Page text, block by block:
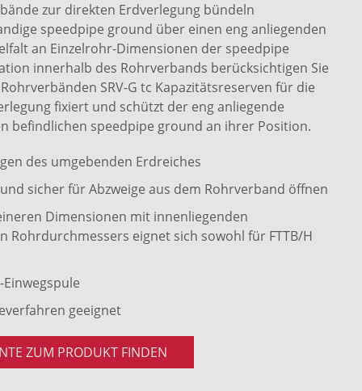
zur direkten Erdverlegung bündeln
speedpipe ground über einen eng anliegenden
an Einzelrohr-Dimensionen der speedpipe
innerhalb des Rohrverbands berücksichtigen Sie
SRV-G tc Kapazitätsreserven für die
fixiert und schützt der eng anliegende
befindlichen speedpipe ground an ihrer Position.
des umgebenden Erdreiches
sicher für Abzweige aus dem Rohrverband öffnen
Dimensionen mit innenliegenden
Rohrdurchmessers eignet sich sowohl für FTTB/H
geeignet
ZUM PRODUKT FINDEN